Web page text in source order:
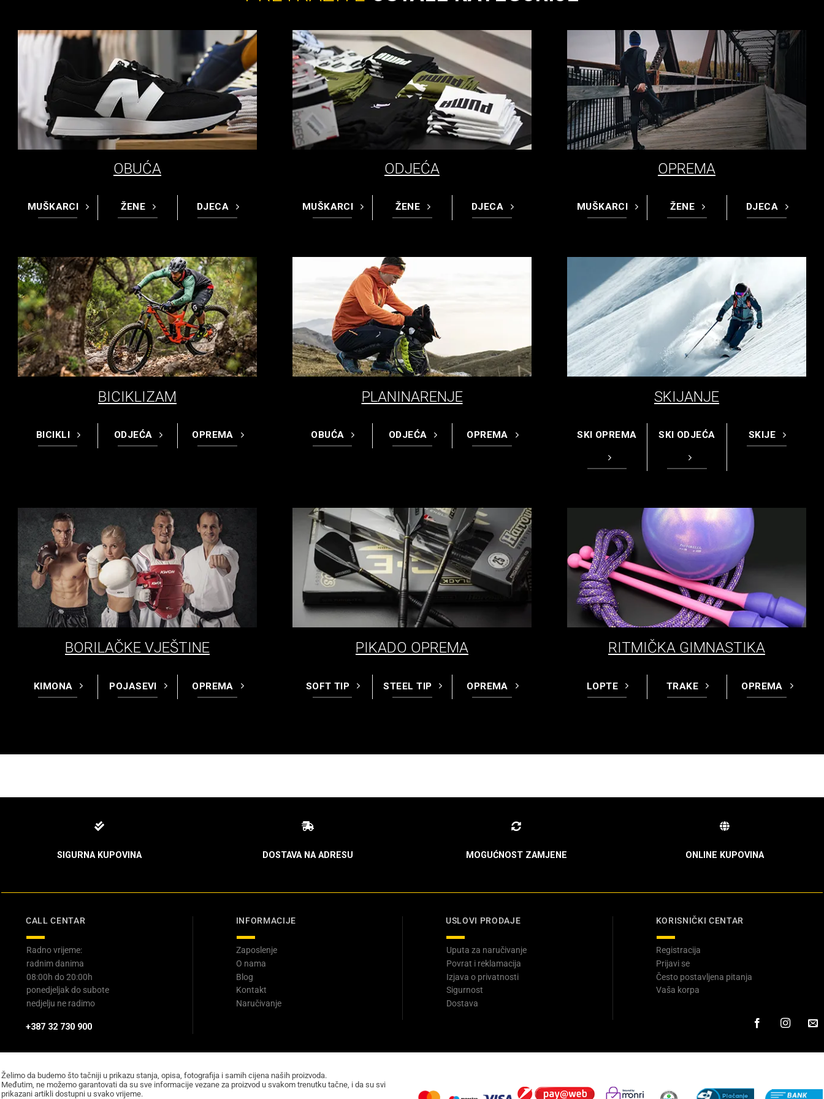
OBUĆA
MUŠKARCI ŽENE DJECA
ODJEĆA
MUŠKARCI ŽENE DJECA
OPREMA
MUŠKARCI ŽENE DJECA
BICIKLIZAM
BICIKLI ODJEĆA OPREMA
PLANINARENJE
OBUĆA ODJEĆA OPREMA
SKIJANJE
SKI OPREMA SKI ODJEĆA SKIJE
BORILAČKE VJEŠTINE
KIMONA POJASEVI OPREMA
PIKADO OPREMA
SOFT TIP STEEL TIP OPREMA
RITMIČKA GIMNASTIKA
LOPTE TRAKE OPREMA
SIGURNA KUPOVINA DOSTAVA NA ADRESU MOGUĆNOST ZAMJENE ONLINE KUPOVINA
CALL CENTAR
Radno vrijeme:
radnim danima
08:00h do 20:00h
ponedjeljak do subote
nedjelju ne radimo
+387 32 730 900
INFORMACIJE
Zaposlenje
O nama
Blog
Kontakt
Naručivanje
USLOVI PRODAJE
Uputa za naručivanje
Povrat i reklamacija
Izjava o privatnosti
Sigurnost
Dostava
KORISNIČKI CENTAR
Registracija
Prijavi se
Često postavljena pitanja
Vaša korpa
Želimo da budemo što tačniji u prikazu stanja, opisa, fotografija i samih cijena naših proizvoda.
Međutim, ne možemo garantovati da su sve informacije vezane za proizvod u svakom trenutku tačne, i da su svi
prikazani artikli dostupni u svako vrijeme.